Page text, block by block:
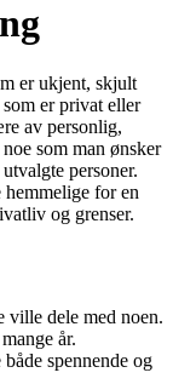
er ukjent, skjult
er privat eller
av personlig,
som man ønsker
personer.
for en
og grenser.
ville dele med noen.
år.
spennende og